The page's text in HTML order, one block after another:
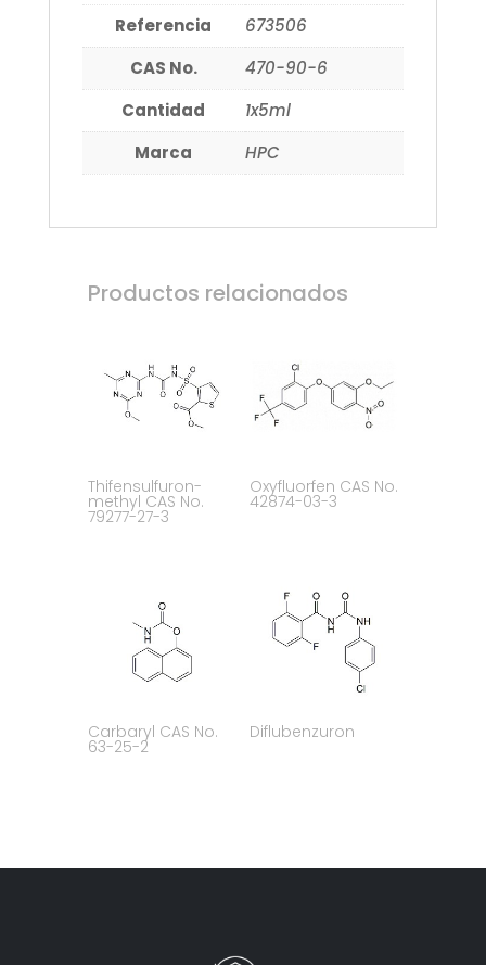
Referencia
673506
CAS No.
470-90-6
Cantidad
1x5ml
Marca
HPC
Productos relacionados
Thifensulfuron-
methyl CAS No.
79277-27-3
Oxyfluorfen CAS No.
42874-03-3
Carbaryl CAS No.
63-25-2
Diflubenzuron